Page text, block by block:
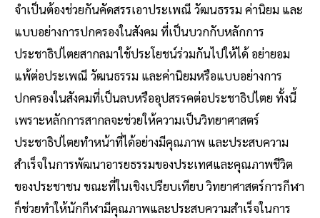
จำเป็นต้องช่วยกันคัดสรรเอาประเพณี วัฒนธรรม ค่านิยม และ
แบบอย่างการปกครองในสังคม ที่เป็นบวกกับหลักการ
ประชาธิปไตยสากลมาใช้ประโยชน์ร่วมกันไปให้ได้ อย่ายอม
แพ้ต่อประเพณี วัฒนธรรม และค่านิยมหรือแบบอย่างการ
ปกครองในสังคมที่เป็นลบหรืออุปสรรคต่อประชาธิปไตย ทั้งนี้
เพราะหลักการสากลจะช่วยให้ความเป็นวิทยาศาสตร์
ประชาธิปไตยทำหน้าที่ได้อย่างมีคุณภาพ และประสบความ
สำเร็จในการพัฒนาอารยธรรมของประเทศและคุณภาพชีวิต
ของประชาชน ขณะที่ในเชิงเปรียบเทียบ วิทยาศาสตร์การกีฬา
ก็ช่วยทำให้นักกีฬามีคุณภาพและประสบความสำเร็จในการ